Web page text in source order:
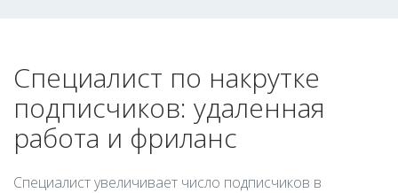
Специалист по накрутке
подписчиков: удаленная
работа и фриланс
Специалист увеличивает число подписчиков в